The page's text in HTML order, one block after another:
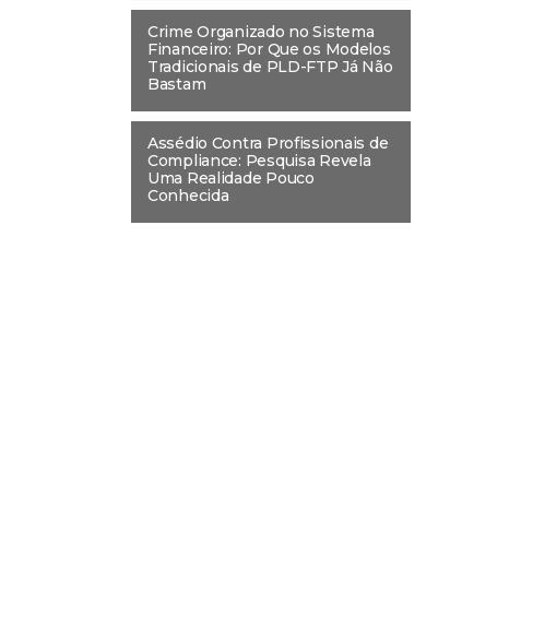
Crime Organizado no Sistema
Financeiro: Por Que os Modelos
Tradicionais de PLD-FTP Já Não
Bastam
Assédio Contra Profissionais de
Compliance: Pesquisa Revela
Uma Realidade Pouco
Conhecida